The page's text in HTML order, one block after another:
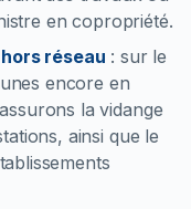
en copropriété.
réseau : sur le
encore en
la vidange
ainsi que le